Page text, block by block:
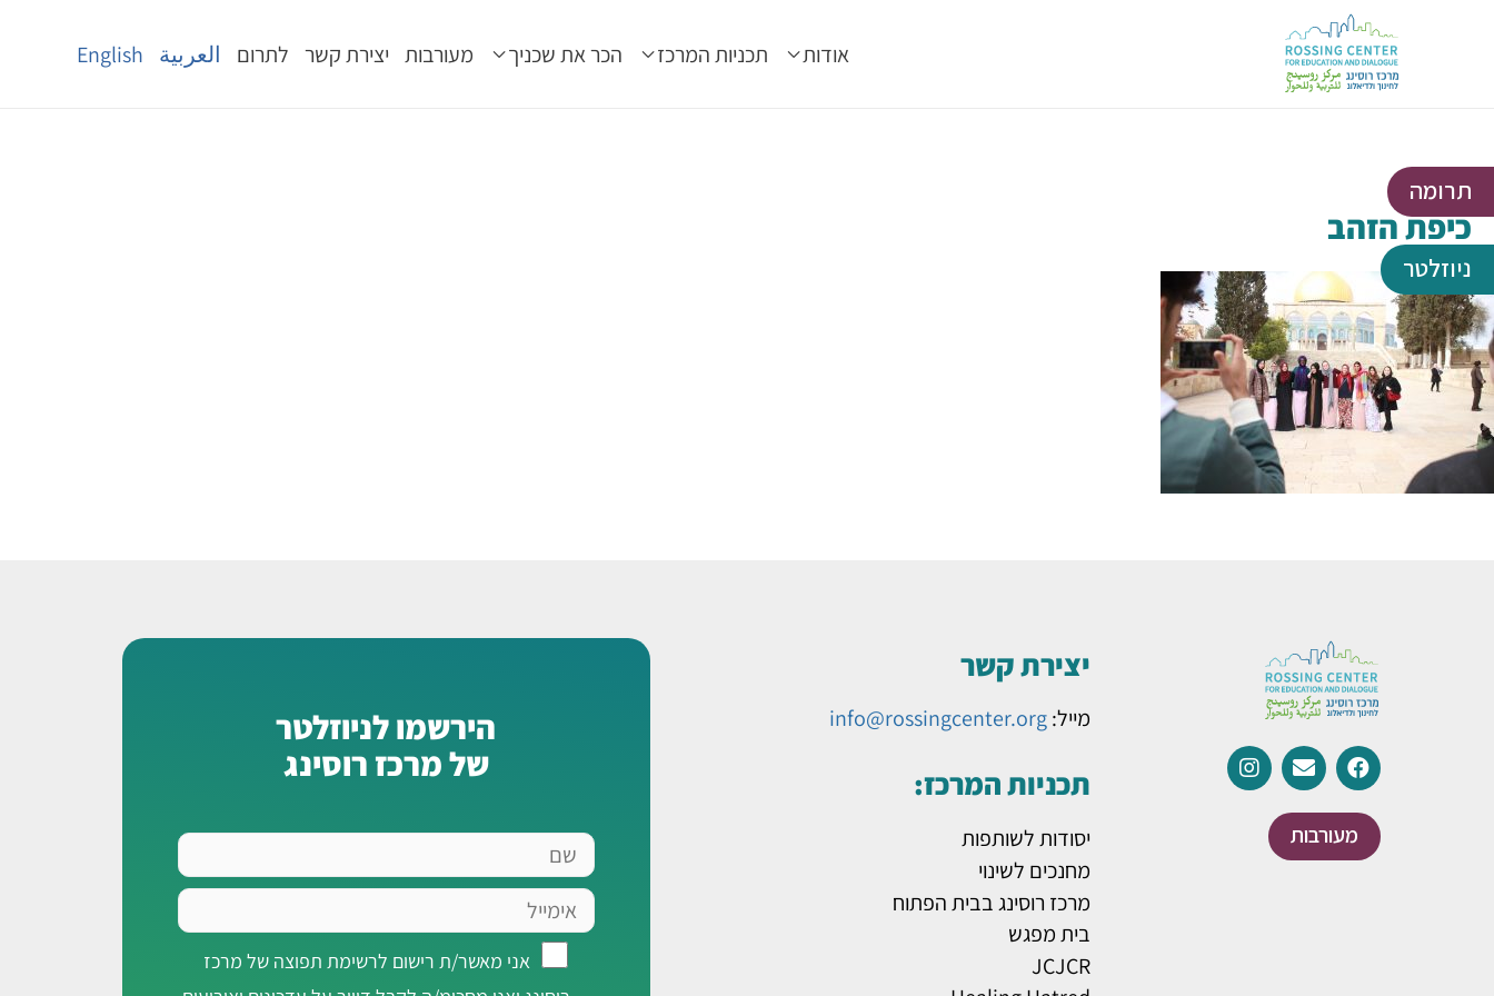
אודות תכניות המרכז הכר את שכניך מעורבות יצירת קשר לתרום العربية English
כיפת הזהב
תרומה
ניוזלטר
מעורבות
יצירת קשר
מייל:info@rossingcenter.org
תכניות המרכז:
יסודות לשותפות
מחנכים לשינוי
מרכז רוסינג בבית הפתוח
בית מפגש
JCJCR
הירשמו לניוזלטר
של מרכז רוסינג
שם
אימייל
מאשר/ת
אני מאשר/ת רישום לרשימת תפוצה של מרכז